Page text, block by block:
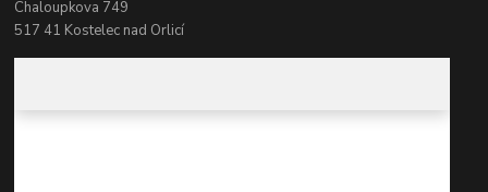
Chaloupkova 749
517 41 Kostelec nad Orlicí